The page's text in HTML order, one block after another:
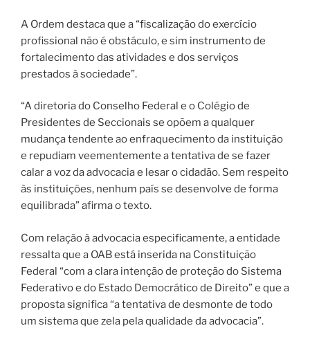
A Ordem destaca que a “fiscalização do exercício
profissional não é obstáculo, e sim instrumento de
fortalecimento das atividades e dos serviços
prestados à sociedade”.
“A diretoria do Conselho Federal e o Colégio de
Presidentes de Seccionais se opõem a qualquer
mudança tendente ao enfraquecimento da instituição
e repudiam veementemente a tentativa de se fazer
calar a voz da advocacia e lesar o cidadão. Sem respeito
às instituições, nenhum país se desenvolve de forma
equilibrada” afirma o texto.
Com relação à advocacia especificamente, a entidade
ressalta que a OAB está inserida na Constituição
Federal “com a clara intenção de proteção do Sistema
Federativo e do Estado Democrático de Direito” e que a
proposta significa “a tentativa de desmonte de todo
um sistema que zela pela qualidade da advocacia”.